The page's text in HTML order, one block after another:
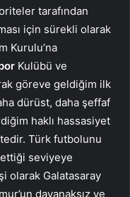
tarafından
için sürekli olarak
Kurulu’na
Kulübü ve
göreve geldiğim ilk
dürüst, daha şeffaf
haklı hassasiyet
Türk futbolunu
seviyeye
olarak Galatasaray
dayanaksız ve